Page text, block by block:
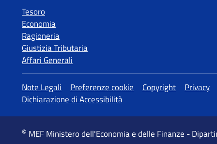
Tesoro
Economia
Ragioneria
Giustizia Tributaria
Affari Generali
MEF Ministero dell'Economia e delle Finanze -